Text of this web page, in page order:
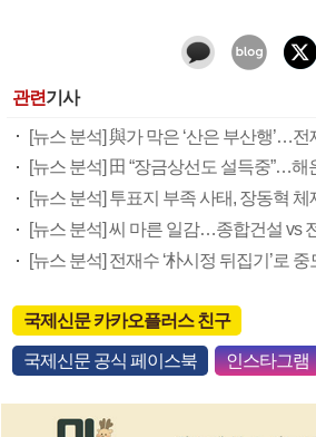
관련기사
국제신문 카카오플러스 친구
국제신문 공식 페이스북 인스타그램